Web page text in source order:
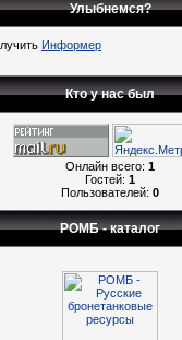
Улыбнемся?
Информер
Кто у нас был
Онлайн всего: 1
Гостей: 1
Пользователей: 0
РОМБ - каталог